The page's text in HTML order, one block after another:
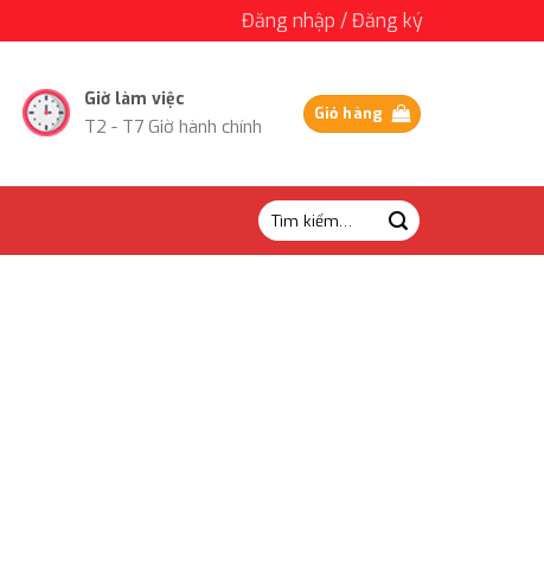
Đăng nhập / Đăng ký
Giờ làm việc
T2 - T7 Giờ hành chính
Giỏ hàng
Tìm
kiếm: